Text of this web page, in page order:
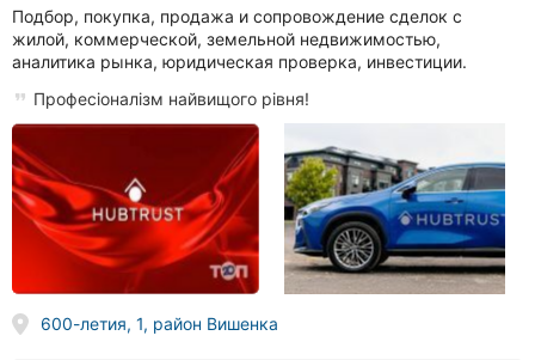
Подбор, покупка, продажа и сопровождение сделок с
жилой, коммерческой, земельной недвижимостью,
аналитика рынка, юридическая проверка, инвестиции.
Професіоналізм найвищого рівня!
600-летия, 1, район Вишенка